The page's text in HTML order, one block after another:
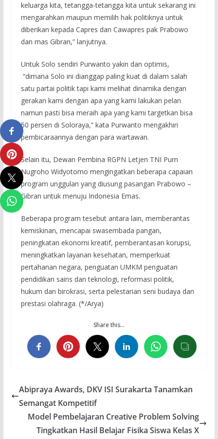
keluarga kita, tetangga-tetangga kita untuk sekarang ini
mengarahkan maupun memilih hak politiknya untuk
diberikan kepada Capres dan Cawapres pak Prabowo
dan mas Gibran,” lanjutnya.
Untuk Solo sendiri Purwanto yakin dan optimis,
“dimana Solo ini dianggap paling kuat di dalam salah
satu partai politik tapi kami melihat dinamika dengan
gerakan kami dengan apa yang kami lakukan pelan
namun pasti bisa meraih apa yang kami targetkan bisa
50 persen di Soloraya,” kata Purwanto mengakhiri
pembicaraannya dengan para wartawan.
Selain itu, Dewan Pembina RGPN Letjen TNI Purn
Nugroho Widyotomo mengingatkan beberapa capaian
program unggulan yang diusung pasangan Prabowo –
Gibran untuk menuju Indonesia Emas.
Beberapa program tesebut antara lain, memberantas
kemiskinan, mencapai swasembada pangan,
peningkatan ekonomi kreatif, pemberantasan korupsi,
meningkatkan layanan kesehatan, memperkuat
pertahanan negara, penguatan UMKM penguatan
pendidikan sains dan teknologi, reformasi politik,
hukum dan birokrasi, serta pelestarian seni budaya dan
prestasi olahraga. (*/Arya)
Share this…
Abipraya Awards, DKV ISI Surakarta Tanamkan
Semangat Kompetitif
Model Pembelajaran Creative Problem Solving
Tingkatkan Hasil Belajar Fisika Siswa Kelas X